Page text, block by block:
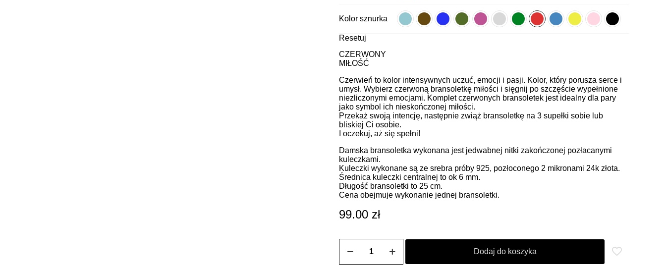
Kolor sznurka
Resetuj
CZERWONY
MIŁOŚĆ
Czerwień to kolor intensywnych uczuć, emocji i pasji. Kolor, który porusza serce i
umysł. Wybierz czerwoną bransoletkę miłości i sięgnij po szczęście wypełnione
niezliczonymi emocjami. Komplet czerwonych bransoletek jest idealny dla pary
jako symbol ich nieskończonej miłości.
Przekaż swoją intencję, następnie zwiąż bransoletkę na 3 supełki sobie lub
bliskiej Ci osobie.
I oczekuj, aż się spełni!
Damska bransoletka wykonana jest jedwabnej nitki zakończonej pozłacanymi
kuleczkami.
Kuleczki wykonane są ze srebra próby 925, pozłoconego 2 mikronami 24k złota.
Średnica kuleczki centralnej to ok 6 mm.
Długość bransoletki to 25 cm.
Cena obejmuje wykonanie jednej bransoletki.
99.00 zł
Bransoletka
Dodaj do koszyka